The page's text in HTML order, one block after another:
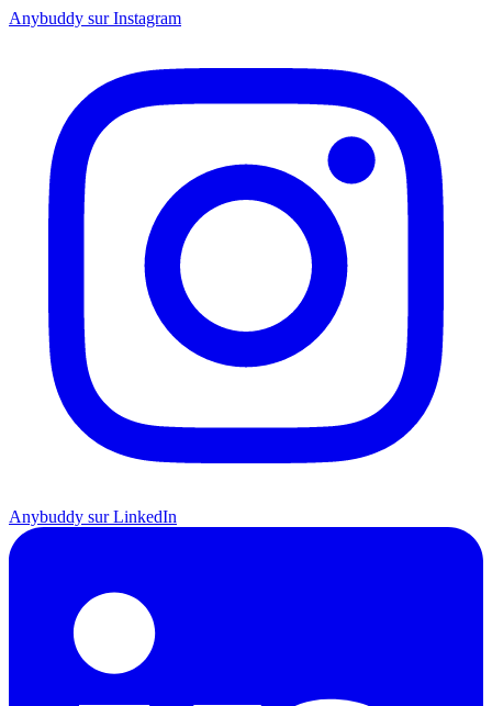
Anybuddy sur Instagram
Anybuddy sur LinkedIn